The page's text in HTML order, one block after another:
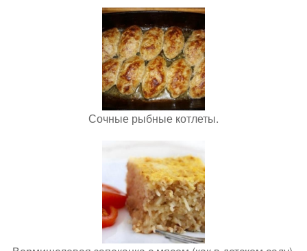
Сочные рыбные котлеты.